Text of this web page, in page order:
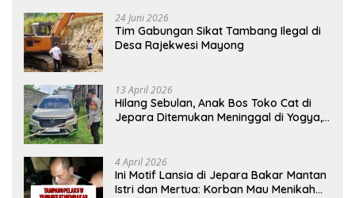
24 Juni 2026
Tim Gabungan Sikat Tambang Ilegal di
Desa Rajekwesi Mayong
13 April 2026
Hilang Sebulan, Anak Bos Toko Cat di
Jepara Ditemukan Meninggal di Yogya,
4 April 2026
Ini Motif Lansia di Jepara Bakar Mantan
Istri dan Mertua: Korban Mau Menikah